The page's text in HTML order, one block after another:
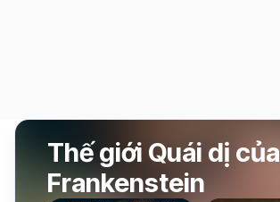
Thế giới Quái dị của
Frankenstein